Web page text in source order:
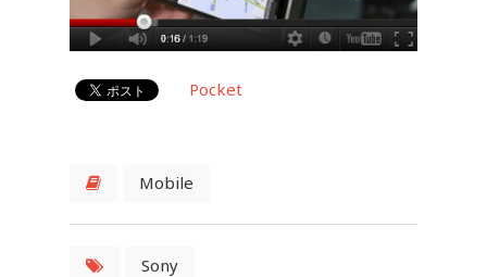
Pocket
Mobile
Sony